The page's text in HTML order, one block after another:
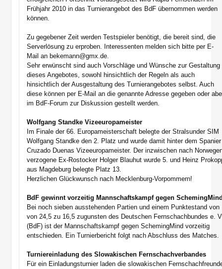
Frühjahr 2010 in das Turnierangebot des BdF übernommen werden
können.
Zu gegebener Zeit werden Testspieler benötigt, die bereit sind, die
Serverlösung zu erproben. Interessenten melden sich bitte per E-
Mail an bekemann@gmx.de.
Sehr erwünscht sind auch Vorschläge und Wünsche zur Gestaltung
dieses Angebotes, sowohl hinsichtlich der Regeln als auch
hinsichtlich der Ausgestaltung des Turnierangebotes selbst. Auch
diese können per E-Mail an die genannte Adresse gegeben oder
im BdF-Forum zur Diskussion gestellt werden.
Wolfgang Standke Vizeeuropameister
Im Finale der 66. Europameisterschaft belegte der Stralsunder SIM
Wolfgang Standke den 2. Platz und wurde damit hinter dem Spanier
Cruzado Duenas Vizeeuropameister. Der inzwischen nach
verzogene Ex-Rostocker Holger Blauhut wurde 5. und Heinz
aus Magdeburg belegte Platz 13.
Herzlichen Glückwunsch nach Mecklenburg-Vorpommern!
BdF gewinnt vorzeitig Mannschaftskampf gegen
Bei noch sieben ausstehenden Partien und einem Punktestand von
von 24,5 zu 16,5 zugunsten des Deutschen Fernschachbundes e.
(BdF) ist der Mannschaftskampf gegen SchemingMind vorzeitig
entschieden. Ein Turnierbericht folgt nach Abschluss des Matches.
Turniereinladung des Slowakischen Fernschachverbandes
Für ein Einladungsturnier laden die slowakischen